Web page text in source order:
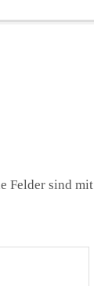
Felder sind mit